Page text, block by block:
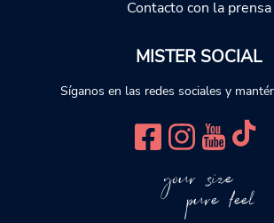
Contacto con la prensa
MISTER SOCIAL
Síganos en las redes sociales y
your size
pure feel